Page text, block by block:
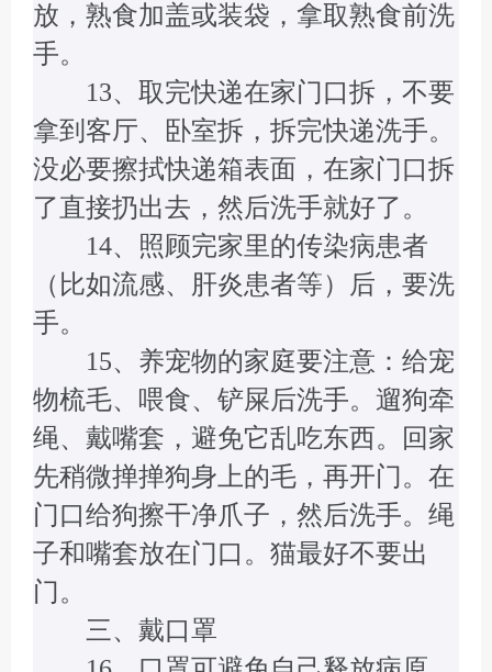
放，熟食加盖或装袋，拿取熟食前洗
手。
13、取完快递在家门口拆，不要
拿到客厅、卧室拆，拆完快递洗手。
没必要擦拭快递箱表面，在家门口拆
了直接扔出去，然后洗手就好了。
14、照顾完家里的传染病患者
（比如流感、肝炎患者等）后，要洗
手。
15、养宠物的家庭要注意：给宠
物梳毛、喂食、铲屎后洗手。遛狗牵
绳、戴嘴套，避免它乱吃东西。回家
先稍微掸掸狗身上的毛，再开门。在
门口给狗擦干净爪子，然后洗手。绳
子和嘴套放在门口。猫最好不要出
门。
三、戴口罩